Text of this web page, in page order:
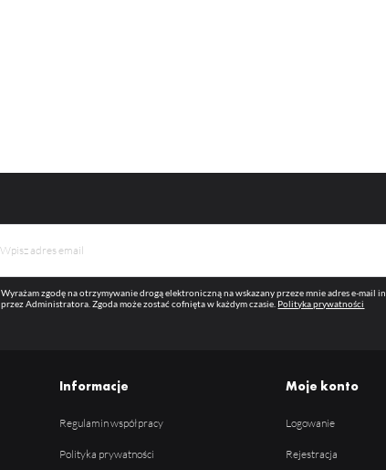
Wyrażam zgodę na otrzymywanie drogą elektroniczną na wskazany przeze mnie adres e-mail
przez Administratora. Zgoda może zostać cofnięta w każdym czasie. Polityka prywatności
Informacje
Regulamin współpracy
Polityka prywatności
Moje konto
Logowanie
Rejestracja